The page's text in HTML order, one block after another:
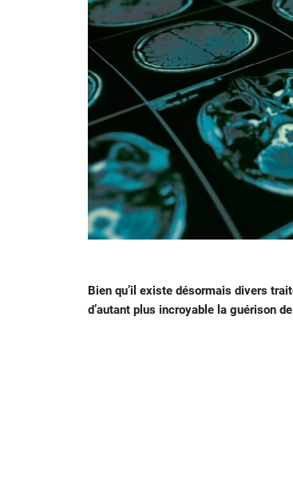
Bien qu’il existe désormais divers
d’autant plus incroyable la guérison